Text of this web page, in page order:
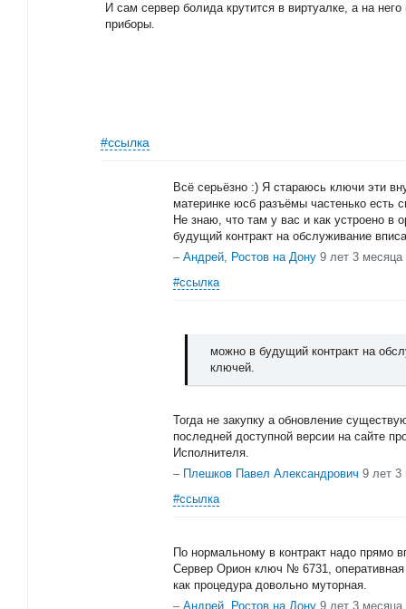
И сам сервер болида крутится в виртуалке, а на
приборы.
#ссылка
Всё серьёзно :) Я стараюсь ключи эти
материнке юсб разъёмы частенько есть
Не знаю, что там у вас и как устроено в
будущий контракт на обслуживание
– Андрей, Ростов на Дону 9 лет 3 месяца
#ссылка
можно в будущий контракт на
ключей.
Тогда не закупку а обновление
последней доступной версии на сайте
Исполнителя.
– Плешков Павел Александрович 9 лет 3
#ссылка
По нормальному в контракт надо прямо
Сервер Орион ключ № 6731,
как процедура довольно муторная.
– Андрей, Ростов на Дону 9 лет 3 месяца